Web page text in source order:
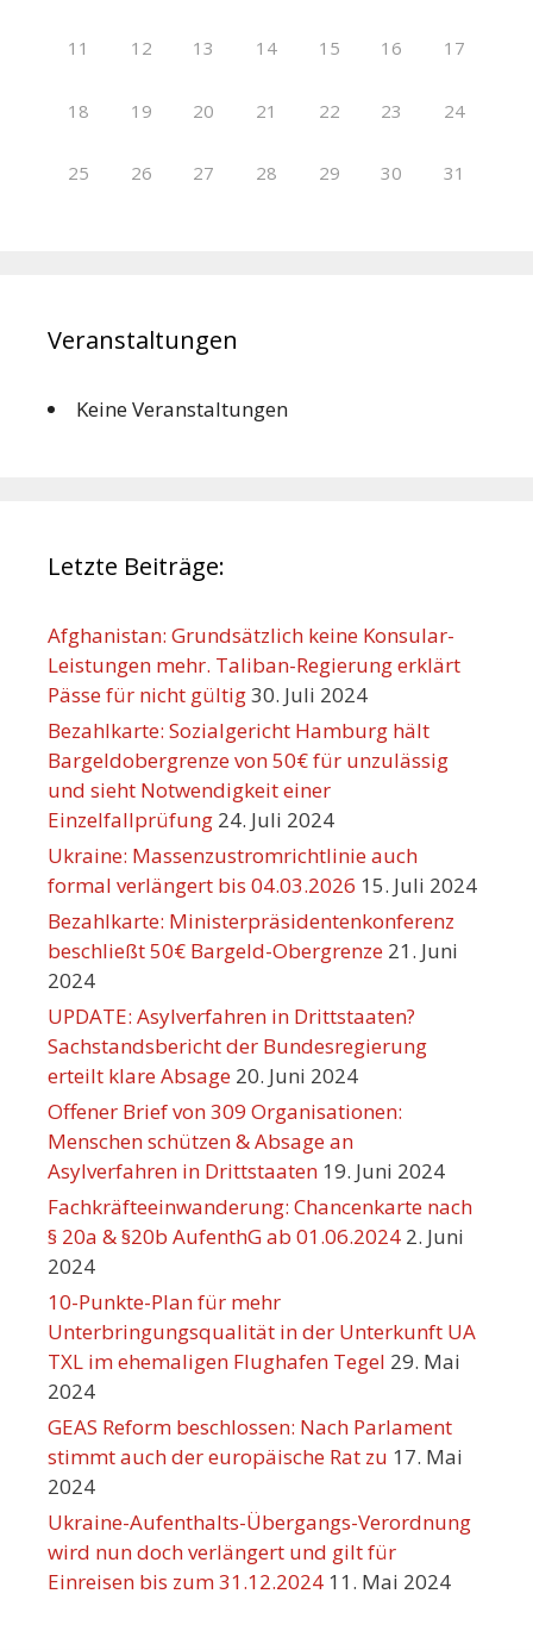
11 12 13 14 15 16 17
18 19 20 21 22 23 24
25 26 27 28 29 30 31
Veranstaltungen
Keine Veranstaltungen
Letzte Beiträge:
Afghanistan: Grundsätzlich keine Konsular-
Leistungen mehr. Taliban-Regierung erklärt
Pässe für nicht gültig30. Juli 2024
Bezahlkarte: Sozialgericht Hamburg hält
Bargeldobergrenze von 50€ für unzulässig
und sieht Notwendigkeit einer
Einzelfallprüfung 24. Juli 2024
Ukraine: Massenzustromrichtlinie auch
formal verlängert bis 04.03.2026 15. Juli 2024
Bezahlkarte: Ministerpräsidentenkonferenz
beschließt 50€ Bargeld-Obergrenze 21. Juni
2024
UPDATE: Asylverfahren in Drittstaaten?
Sachstandsbericht der Bundesregierung
erteilt klare Absage 20. Juni 2024
Offener Brief von 309 Organisationen:
Menschen schützen & Absage an
Asylverfahren in Drittstaaten 19. Juni 2024
Fachkräfteeinwanderung: Chancenkarte nach
§ 20a & §20b AufenthG ab 01.06.2024 2. Juni
2024
10-Punkte-Plan für mehr
Unterbringungsqualität in der Unterkunft UA
TXL im ehemaligen Flughafen Tegel 29. Mai
2024
GEAS Reform beschlossen: Nach Parlament
stimmt auch der europäische Rat zu 17. Mai
2024
Ukraine-Aufenthalts-Übergangs-Verordnung
wird nun doch verlängert und gilt für
Einreisen bis zum 31.12.2024 11. Mai 2024